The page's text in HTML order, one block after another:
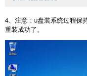
4、注意：u盘装系统过程保
重装成功了。